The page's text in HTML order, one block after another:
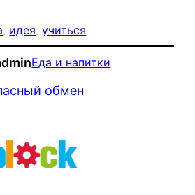
, идея, учиться
Еда и напитки
обмен